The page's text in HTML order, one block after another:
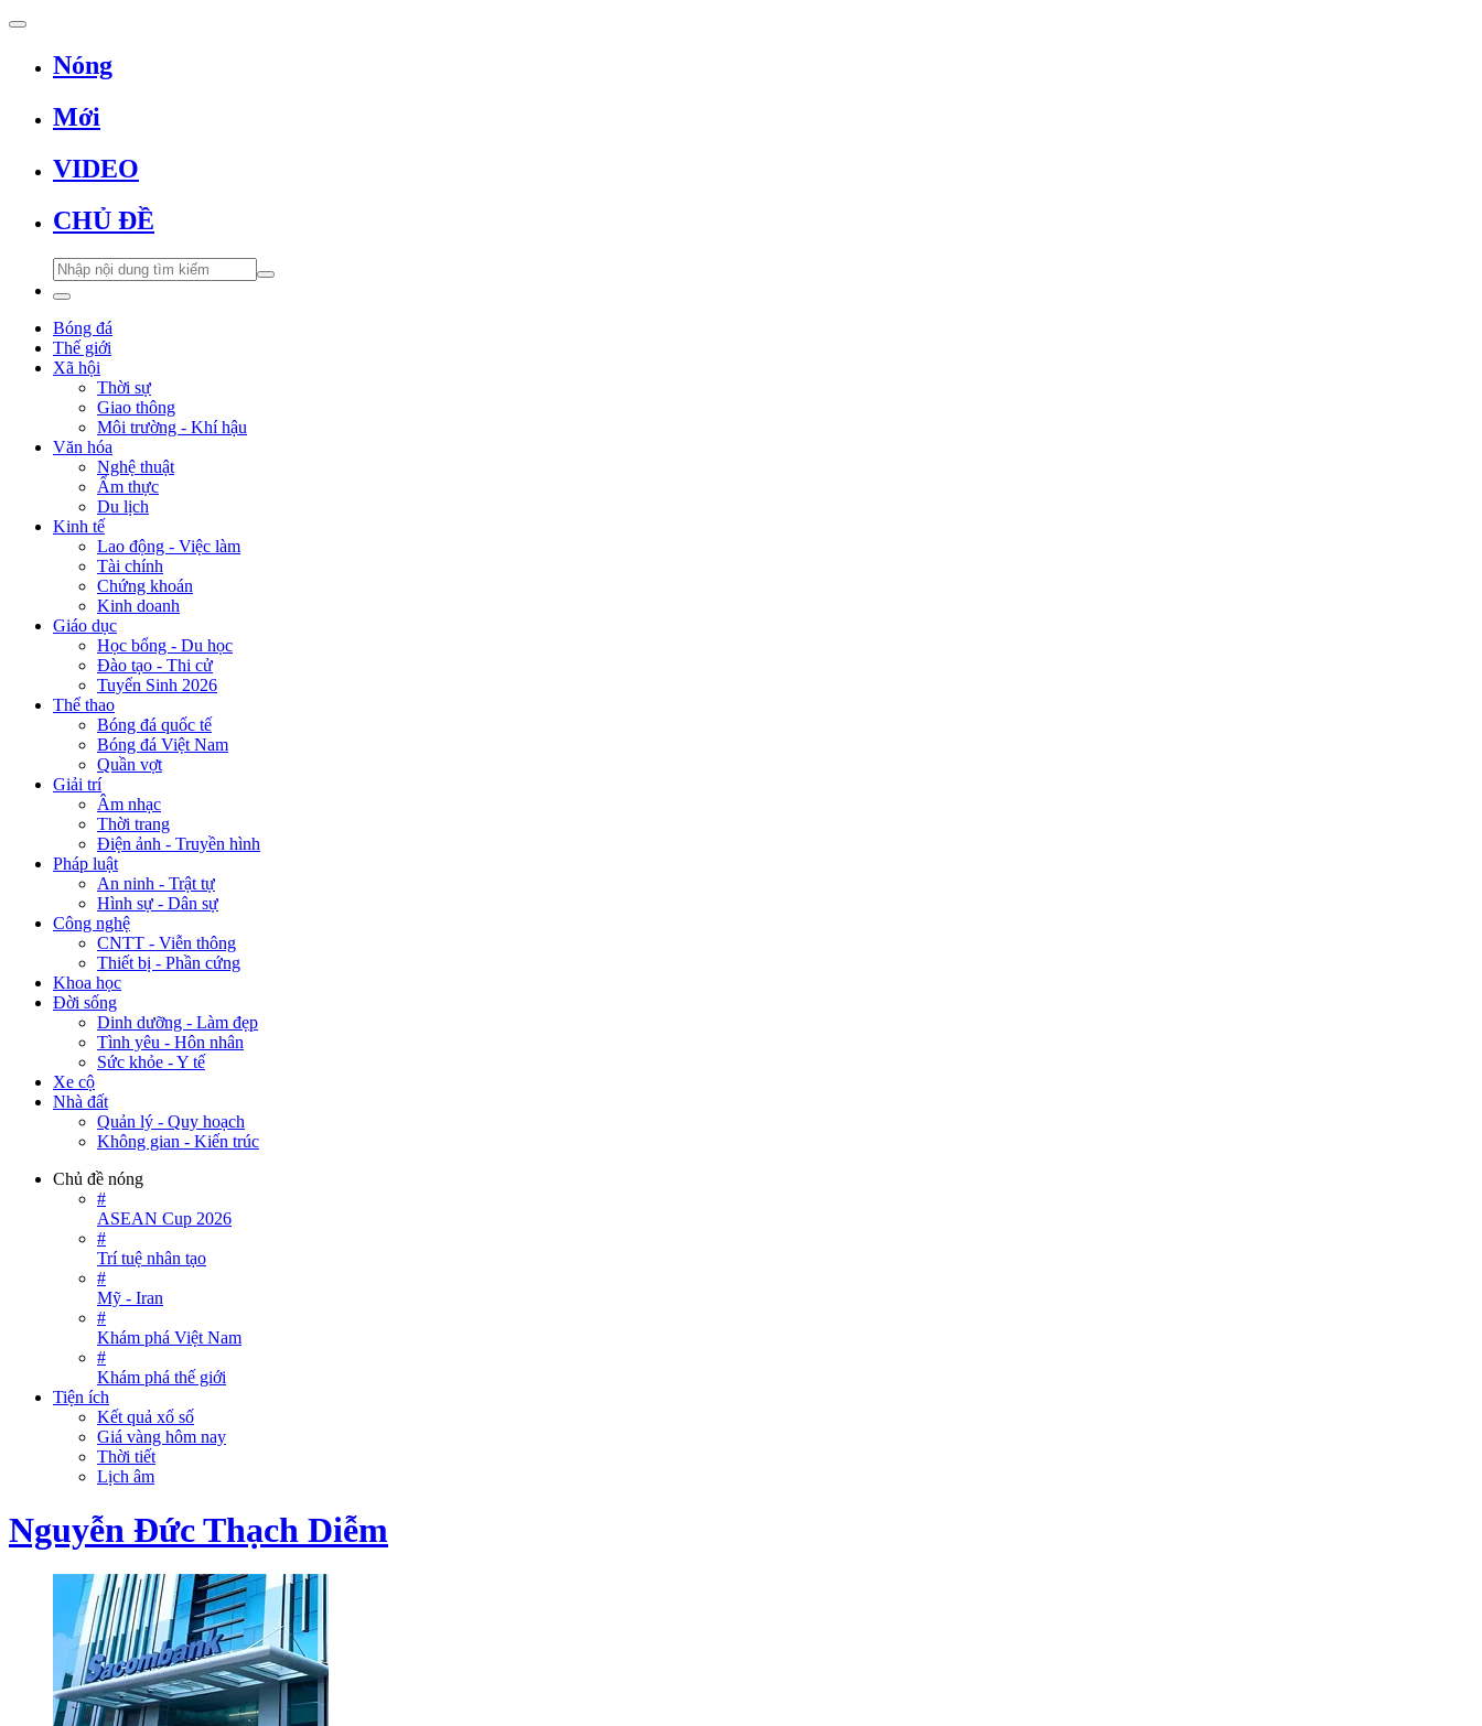
Nóng
Mới
VIDEO
CHỦ ĐỀ
Bóng đá
Thế giới
Xã hội
Thời sự
Giao thông
Môi trường - Khí hậu
Văn hóa
Nghệ thuật
Ẩm thực
Du lịch
Kinh tế
Lao động - Việc làm
Tài chính
Chứng khoán
Kinh doanh
Giáo dục
Học bổng - Du học
Đào tạo - Thi cử
Tuyển Sinh 2026
Thể thao
Bóng đá quốc tế
Bóng đá Việt Nam
Quần vợt
Giải trí
Âm nhạc
Thời trang
Điện ảnh - Truyền hình
Pháp luật
An ninh - Trật tự
Hình sự - Dân sự
Công nghệ
CNTT - Viễn thông
Thiết bị - Phần cứng
Khoa học
Đời sống
Dinh dưỡng - Làm đẹp
Tình yêu - Hôn nhân
Sức khỏe - Y tế
Xe cộ
Nhà đất
Quản lý - Quy hoạch
Không gian - Kiến trúc
Chủ đề nóng
#
ASEAN Cup 2026
#
Trí tuệ nhân tạo
#
Mỹ - Iran
#
Khám phá Việt Nam
#
Khám phá thế giới
Tiện ích
Kết quả xổ số
Giá vàng hôm nay
Thời tiết
Lịch âm
Nguyễn Đức Thạch Diễm